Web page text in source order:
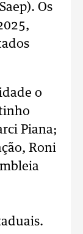
Os
o
Piana;
Roni